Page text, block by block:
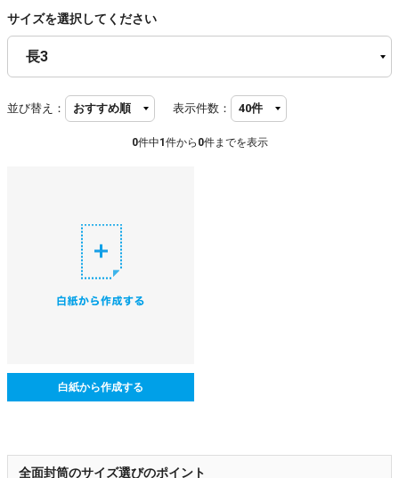
サイズを選択してください
並び替え： 表示件数：
0件中1 件から 0件までを表示
白紙から作成する
全面封筒のサイズ選びのポイント